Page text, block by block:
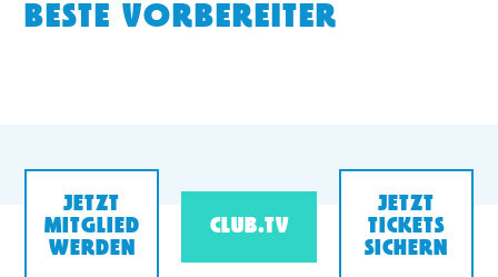
BESTE VORBEREITER
JETZT
MITGLIED
WERDEN
CLUB.TV
JETZT
TICKETS
SICHERN